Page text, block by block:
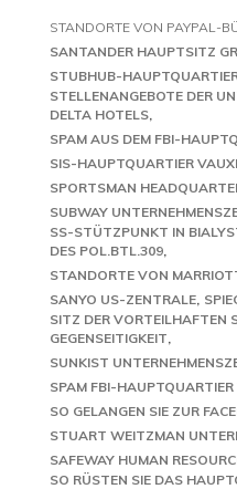
STANDORTE VON PAYPAL-
SANTANDER HAUPTSITZ
STUBHUB-
STELLENANGEBOTE DER
DELTA HOTELS
SPAM AUS DEM FBI-
SIS-HAUPTQUARTIER
SPORTSMAN
SUBWAY
SS-STÜTZPUNKT IN
DES POL.BTL.309
STANDORTE VON
SANYO US-ZENTRALE
SITZ DER VORTEILHAFTEN
GEGENSEITIGKEIT
SUNKIST
SPAM FBI-
SO GELANGEN SIE ZUR
STUART WEITZMAN
SAFEWAY HUMAN
SO RÜSTEN SIE DAS